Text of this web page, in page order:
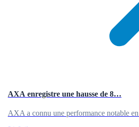
AXA enregistre une hausse de 8…
AXA a connu une performance notable